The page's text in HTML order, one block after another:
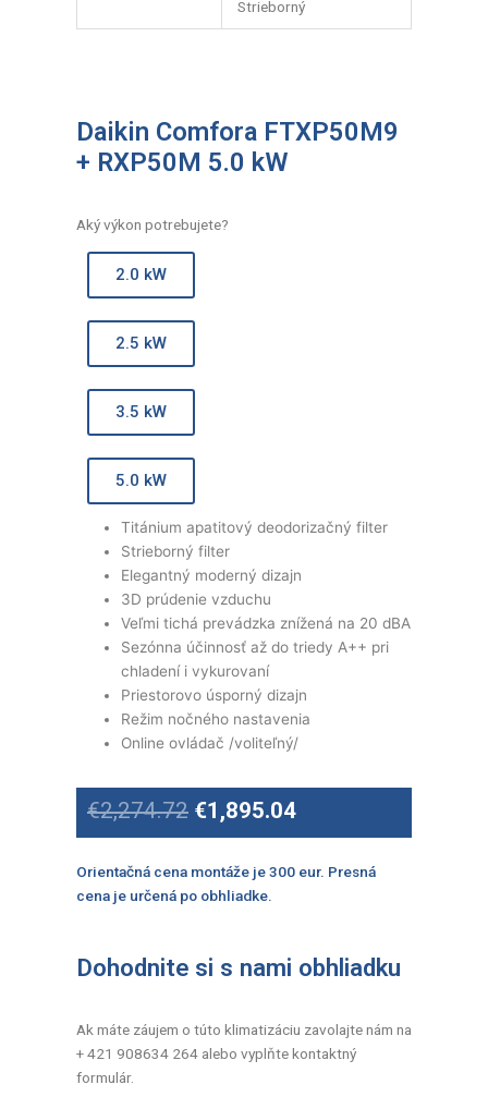
Strieborný
Daikin Comfora FTXP50M9
+ RXP50M 5.0 kW
Aký výkon potrebujete?
2.0 kW
2.5 kW
3.5 kW
5.0 kW
Titánium apatitový deodorizačný filter
Strieborný filter
Elegantný moderný dizajn
3D prúdenie vzduchu
Veľmi tichá prevádzka znížená na 20 dBA
Sezónna účinnosť až do triedy A++ pri
chladení i vykurovaní
Priestorovo úsporný dizajn
Režim nočného nastavenia
Online ovládač /voliteľný/
€2,274.72 Original
price
was:
€2,274.72.
€1,895.04price
is:
€1,895.04.
Orientačná cena montáže je 300 eur. Presná
cena je určená po obhliadke.
Dohodnite si s nami obhliadku
Ak máte záujem o túto klimatizáciu zavolajte nám na
+ 421 908634 264 alebo vyplňte kontaktný
formulár.